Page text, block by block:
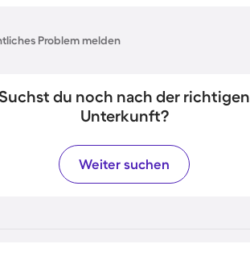
Problem melden
du noch nach der richtigen
Unterkunft?
Weiter suchen